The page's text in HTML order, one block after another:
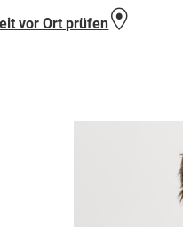
vor Ort prüfen